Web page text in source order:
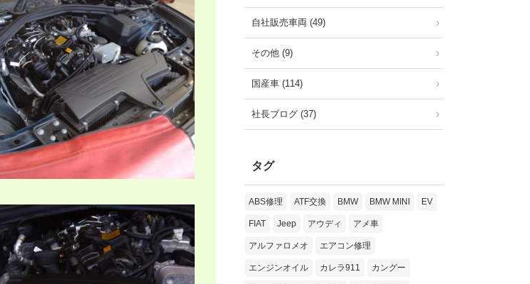
自社販売車両 (49)
その他 (9)
国産車 (114)
社長ブログ (37)
タグ
ABS修理 ATF交換 BMW BMW MINI EV
FIAT Jeep アウディ アメ車
アルファロメオ エアコン修理
エンジンオイル カレラ911 カングー